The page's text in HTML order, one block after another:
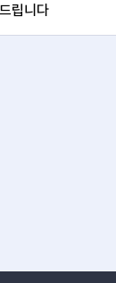
립니다